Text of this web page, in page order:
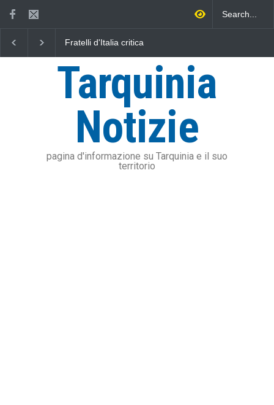
Fratelli d'Italia critica
dell'addizionale IRPEF: "una
stangata per i cittadini"
Viterbo uniti nella
mare
Tarquinia
Notizie
pagina d'informazione su Tarquinia e il suo
territorio